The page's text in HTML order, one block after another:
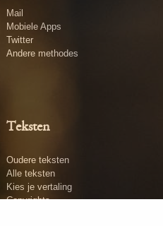
Mail
Mobiele Apps
Twitter
Andere methodes
Teksten
Oudere teksten
Alle teksten
Kies je vertaling
Copyrights